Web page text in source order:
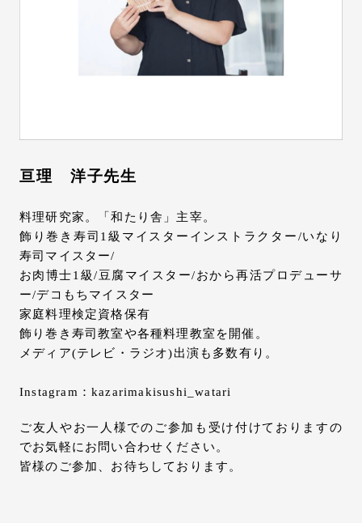
亘理 洋子先生
料理研究家。「和たり舎」主宰。
飾り巻き寿司1級マイスターインストラクター/いなり
寿司マイスター/
お肉博士1級/豆腐マイスター/おから再活プロデューサ
ー/デコもちマイスター
家庭料理検定資格保有
飾り巻き寿司教室や各種料理教室を開催。
メディア(テレビ・ラジオ)出演も多数有り。
Instagram：kazarimakisushi_watari
ご友人やお一人様でのご参加も受け付けておりますの
でお気軽にお問い合わせください。
皆様のご参加、お待ちしております。